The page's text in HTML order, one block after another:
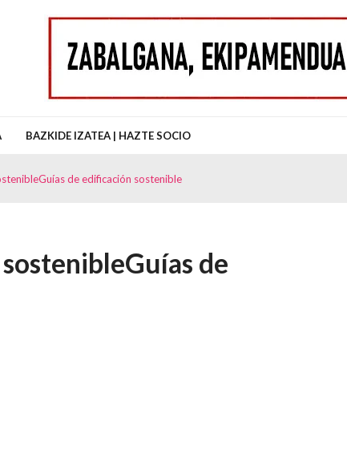
Elkartea
BAZKIDE IZATEA | HAZTE SOCIO
de edificación sostenible
Guías de